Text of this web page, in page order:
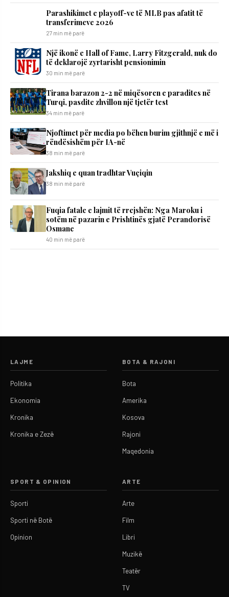
Parashikimet e playoff-ve të MLB pas afatit të
transferimeve 2026
27 min më parë
Një ikonë e Hall of Fame, Larry Fitzgerald, nuk do
të deklarojë zyrtarisht pensionimin
30 min më parë
Tirana barazon 2-2 në miqësoren e paradites në
Turqi, pasdite zhvillon një tjetër test
34 min më parë
Njoftimet për media po bëhen burim gjithnjë e më i
rëndësishëm për IA-në
38 min më parë
Jakshiq e quan tradhtar Vuçiqin
38 min më parë
Fuqia fatale e lajmit të rrejshën: Nga Maroku i
sotëm në pazarin e Prishtinës gjatë Perandorisë
Osmane
40 min më parë
LAJME
Politika
Ekonomia
Kronika
Kronika e Zezë
BOTA & RAJONI
Bota
Amerika
Kosova
Rajoni
Maqedonia
SPORT & OPINION
Sporti
Sporti në Botë
Opinion
ARTE
Arte
Film
Libri
Muzikë
Teatër
TV